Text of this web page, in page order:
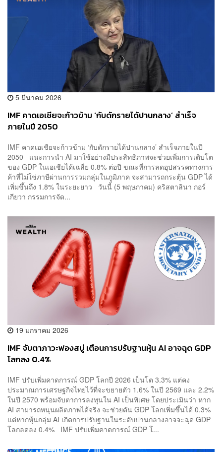
5 มีนาคม 2026
IMF คาดเอเชียจะก้าวข้าม ‘กับดักรายได้ปานกลาง’ สำเร็จ
ภายในปี 2050
IMF คาดเอเชียจะก้าวข้าม ‘กับดักรายได้ปานกลาง’ สำเร็จภายในปี
2050 แนะการนำ AI มาใช้อย่างมีประสิทธิภาพจะช่วยเพิ่มการเติบโต
ของ GDP ในเอเชียได้เฉลี่ย 0.8% ต่อปี ขณะที่การลดอุปสรรคทางการ
ค้าที่ไม่ใช่ภาษีผ่านการรวมกลุ่มในภูมิภาค จะสามารถกระตุ้น GDP ได้
เพิ่มขึ้นถึง 1.8% ในระยะยาว วันนี้ (5 พฤษภาคม) คริสตาลินา กอร์
เกียวา กรรมการจัด...
19 มกราคม 2026
IMF จับตาภาวะฟองสบู่ เตือนการปรับฐานหุ้น AI อาจฉุด GDP
โลกลง 0.4%
IMF ปรับเพิ่มคาดการณ์ GDP โลกปี 2026 เป็นโต 3.3% แต่คง
ประมาณการเศรษฐกิจไทยไว้ที่จะขยายตัว 1.6% ในปี 2569 และ 2.2%
ในปี 2570 พร้อมจับตาการลงทุนใน AI เป็นพิเศษ โดยประเมินว่า หาก
AI สามารถหนุนผลิตภาพได้จริง จะช่วยดัน GDP โลกเพิ่มขึ้นได้ 0.3%
แต่หากหุ้นกลุ่ม AI เกิดการปรับฐานในระดับปานกลางอาจจะฉุด GDP
โลกลดลง 0.4% IMF ปรับเพิ่มคาดการณ์ GDP โ...